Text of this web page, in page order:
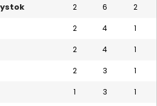
2 6 2
2 4 1
2 4 1
2 3 1
1 3 1